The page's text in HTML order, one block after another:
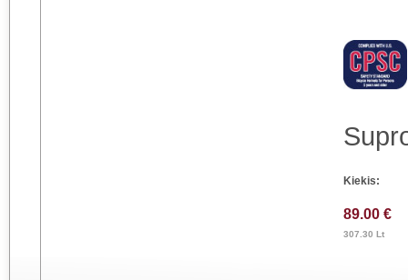
Kiekis:
89.00 €
307.30 Lt